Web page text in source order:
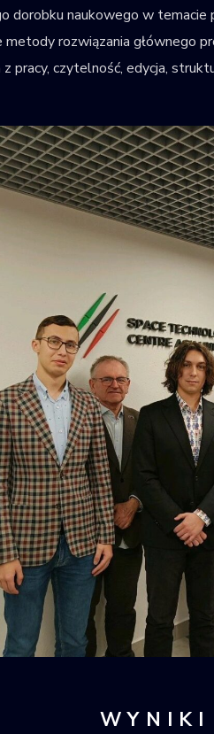
dorobku naukowego w
rozwiązania głównego
pracy,​ czytelność, edycja,
WYNIKI